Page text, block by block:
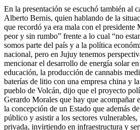
En la presentación se escuchó también al
Alberto Bernis, quien hablando de la
que recordó ya era mala con el presidente
peor y sin rumbo” frente a lo cual “no
somos parte del país y a la política
nacional, pero en Jujuy tenemos
mencionar el desarrollo de energía solar
educación, la producción de cannabis
baterías de litio con una empresa china y
pueblo de Volcán, dijo que el proyecto
Gerardo Morales que hay que acompañar
la concepción de un Estado que además
público y asistir a los sectores
privada, invirtiendo en infraestructura y